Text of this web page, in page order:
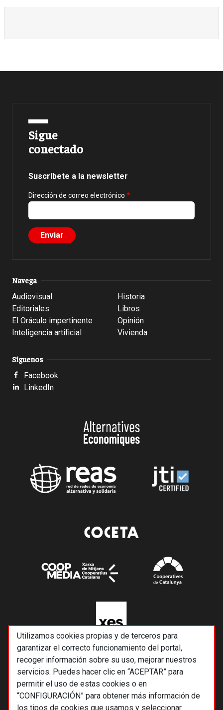
Utilizamos cookies propias y de terceros para
garantizar el correcto funcionamiento del portal,
recoger información sobre su uso, mejorar nuestros
servicios. Puedes hacer clic en “ACEPTAR” para
permitir el uso de estas cookies o en
“CONFIGURACIÓN” para obtener más información de
los tipos de cookies que usamos y seleccionar
Sigue
conectado
Suscríbete a la newsletter
Dirección de correo electrónico
Navega
Audiovisual
Editoriales
El Oráculo impertinente
Inteligencia artificial
Historia
Libros
Opinión
Vivienda
Síguenos
Facebook
LinkedIn